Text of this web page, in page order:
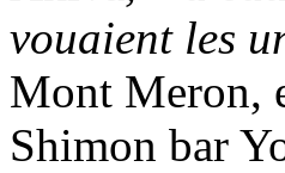
vouaient les
Mont Meron,
Shimon bar